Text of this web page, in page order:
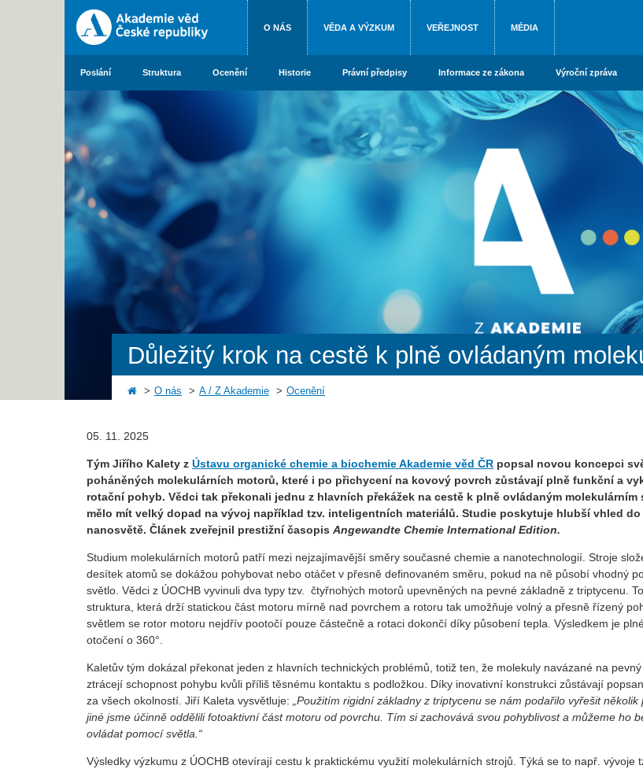
O NÁS VĚDA A VÝZKUM VEŘEJNOST MÉDIA
Poslání Struktura Ocenění Historie Právní předpisy Informace ze zákona Výroční zpráva
Důležitý krok na cestě k plně ovládaným
O nás A / Z Akademie Ocenění
05. 11. 2025
Tým Jiřího Kalety z Ústavu organické chemie a biochemie Akademie věd ČR popsal novou koncepci
poháněných molekulárních motorů, které i po přichycení na kovový povrch zůstávají plně funkční a
rotační pohyb. Vědci tak překonali jednu z hlavních překážek na cestě k plně ovládaným molekulárním
mělo mít velký dopad na vývoj například tzv. inteligentních materiálů. Studie poskytuje hlubší vhled
nanosvětě. Článek zveřejnil prestižní časopis Angewandte Chemie International Edition.
Studium molekulárních motorů patří mezi nejzajímavější směry současné chemie a nanotechnologií. Stroje
desítek atomů se dokážou pohybovat nebo otáčet v přesně definovaném směru, pokud na ně působí vhodný
světlo. Vědci z ÚOCHB vyvinuli dva typy tzv. čtyřnohých motorů upevněných na pevné základně z triptycenu.
struktura, která drží statickou část motoru mírně nad povrchem a rotoru tak umožňuje volný a přesně řízený
světlem se rotor motoru nejdřív pootočí pouze částečně a rotaci dokončí díky působení tepla. Výsledkem je
otočení o 360°.
Kaletův tým dokázal překonat jeden z hlavních technických problémů, totiž ten, že molekuly navázané na
ztrácejí schopnost pohybu kvůli příliš těsnému kontaktu s podložkou. Díky inovativní konstrukci zůstávají
za všech okolností. Jiří Kaleta vysvětluje: „Použitím rigidní základny z triptycenu se nám podařilo vyřešit několik
jiné jsme účinně oddělili fotoaktivní část motoru od povrchu. Tím si zachovává svou pohyblivost a můžeme ho
ovládat pomocí světla.“
Výsledky výzkumu z ÚOCHB otevírají cestu k praktickému využití molekulárních strojů. Týká se to např. vývoje